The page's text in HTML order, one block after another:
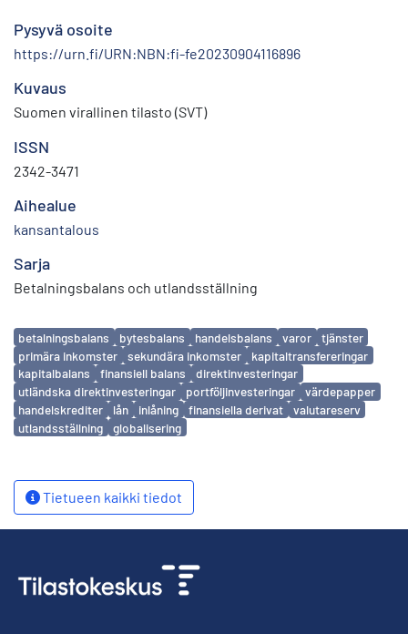
Pysyvä osoite
https://urn.fi/URN:NBN:fi-fe20230904116896
Kuvaus
Suomen virallinen tilasto (SVT)
ISSN
2342-3471
Aihealue
kansantalous
Sarja
Betalningsbalans och utlandsställning
Avainsanat
betalningsbalans bytesbalans handelsbalans varor
tjänster
primära inkomster
sekundära inkomster
kapitaltransfereringar
kapitalbalans
finansiell balans
direktinvesteringar
utländska direktinvesteringar
portföljinvesteringar
värdepapper
handelskrediter
lån inlåning finansiella derivat
valutareserv
utlandsställning
globalisering
Tietueen kaikki tiedot